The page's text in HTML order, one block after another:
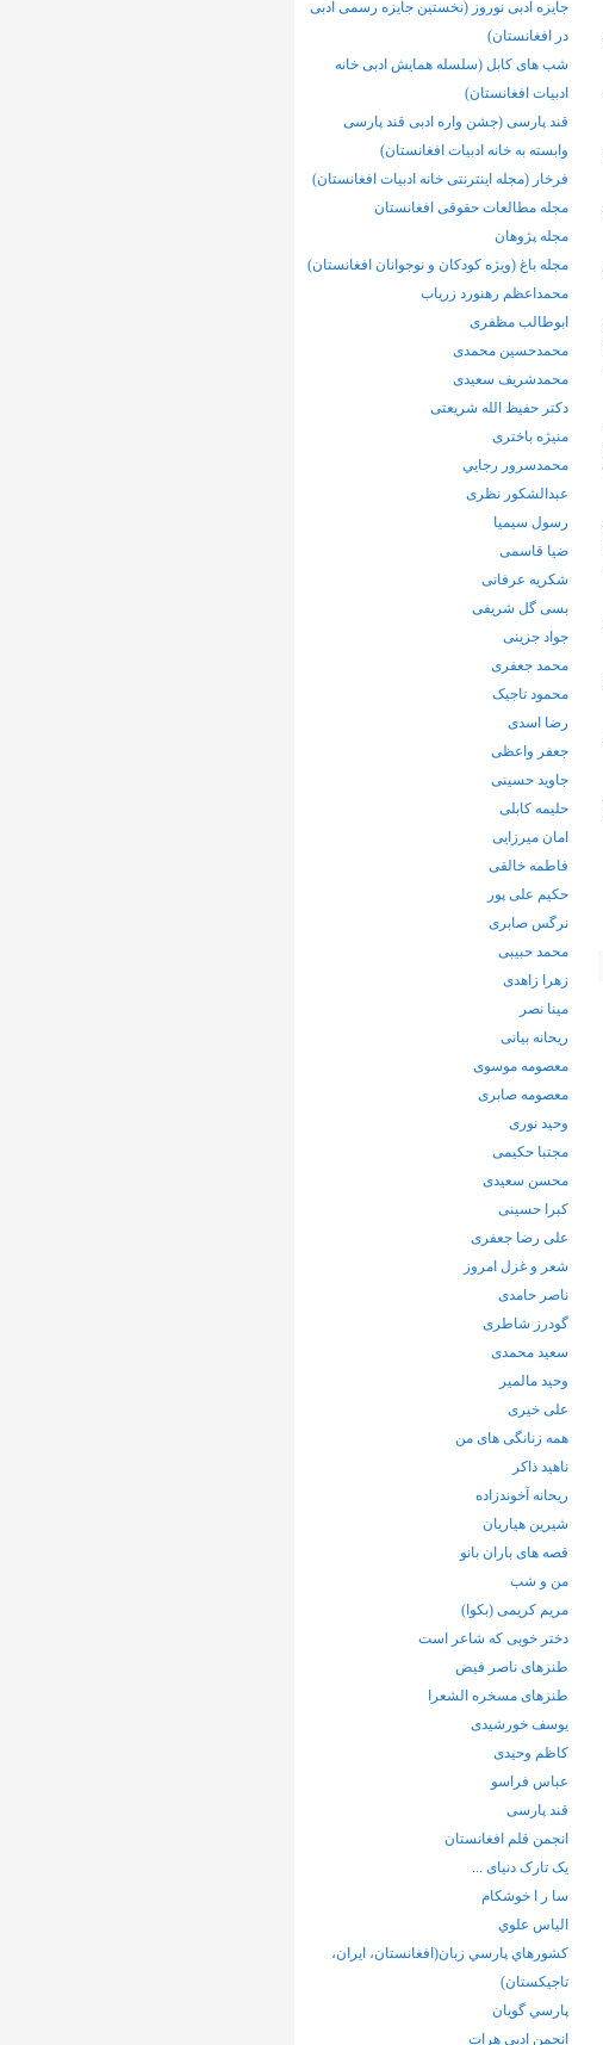
جایزه ادبی نوروز (نخستین جایزه رسمی ادبی
در افغانستان)
شب های کابل (سلسله همایش ادبی خانه
ادبیات افغانستان)
قند پارسی (جشن واره ادبی قند پارسی
وابسته به خانه ادبیات افغانستان)
فرخار (مجله اینترنتی خانه ادبیات افغانستان)
مجله مطالعات حقوقی افغانستان
مجله پژوهان
مجله باغ (ویژه کودکان و نوجوانان افغانستان)
محمداعظم رهنورد زرياب
ابوطالب مظفری
محمدحسین محمدی
محمدشریف سعیدی
دکتر حفیظ الله شریعتی
منیژه باختری
محمدسرور رجايي
عبدالشکور نظری
رسول سیمیا
ضیا قاسمی
شکریه عرفانی
بسی گل شریفی
جواد جزینی
محمد جعفری
محمود تاجیک
رضا اسدی
جعفر واعظی
جاوید حسینی
حلیمه کابلی
امان میرزایی
فاطمه خالقی
حکیم علی پور
نرگس صابری
محمد حبیبی
زهرا زاهدی
مینا نصر
ریحانه بیانی
معصومه موسوی
معصومه صابری
وحید نوری
مجتبا حکیمی
محسن سعیدی
کبرا حسینی
علی رضا جعفری
شعر و غزل امروز
ناصر حامدی
گودرز شاطری
سعید محمدی
وحید مالمیر
علی خیری
همه زنانگی های من
ناهید ذاکر
ریحانه آخوندزاده
شیرین هیاریان
قصه های باران بانو
من و شب
مریم کریمی (بکوا)
دختر خوبی که شاعر است
طنزهای ناصر فیض
طنزهای مسخره الشعرا
یوسف خورشیدی
کاظم وحیدی
عباس فراسو
قند پارسی
انجمن قلم افغانستان
یک تارک دنیای ...
سا ر ا خوشکام
الياس علوي
كشورهاي پارسي زبان(افغانستان، ايران،
تاجيكستان)
پارسي گويان
انجمن ادبی هرات